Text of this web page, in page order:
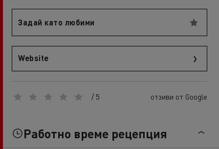
Задай като любими
Website
/ 5 отзиви от Google
Работно време рецепция